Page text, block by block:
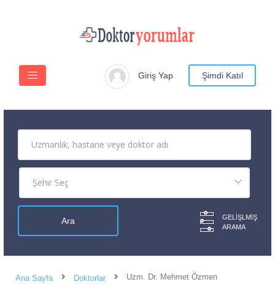
Giriş Yap Şimdi Katıl
GELIŞLMIŞ
ARAMA
Ana Sayfa Doktorlar Uzm. Dr. Mehmet Özmen